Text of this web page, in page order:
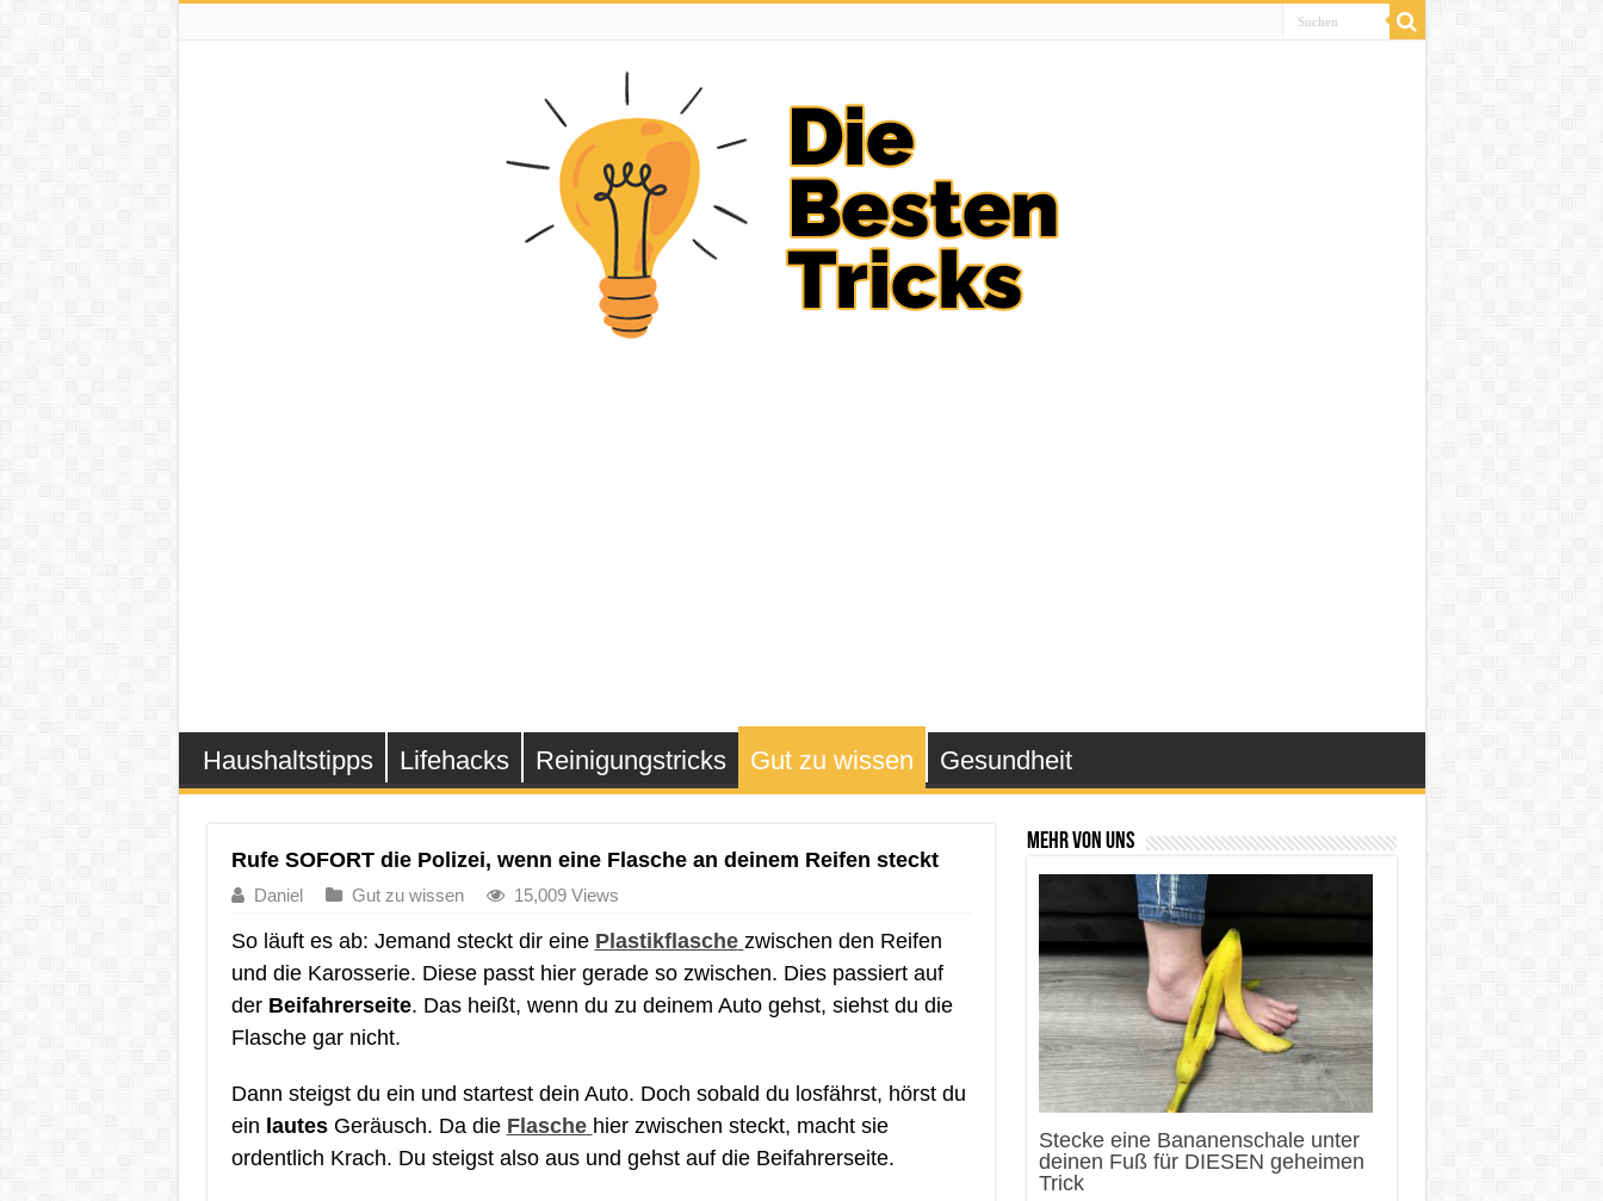
Haushaltstipps Lifehacks Reinigungstricks Gut zu wissen Gesundheit
Rufe SOFORT die Polizei, wenn eine Flasche an deinem Reifen steckt
Daniel Gut zu wissen 15,009 Views
So läuft es ab: Jemand steckt dir eine Plastikflasche zwischen den Reifen
und die Karosserie. Diese passt hier gerade so zwischen. Dies passiert auf
der Beifahrerseite. Das heißt, wenn du zu deinem Auto gehst, siehst du die
Flasche gar nicht.
Dann steigst du ein und startest dein Auto. Doch sobald du losfährst, hörst du
ein lautesGeräusch. Da die Flasche hier zwischen steckt, macht sie
ordentlich Krach. Du steigst also aus und gehst auf die Beifahrerseite.
Mehr von uns
Stecke eine Bananenschale unter
deinen Fuß für DIESEN geheimen
Trick